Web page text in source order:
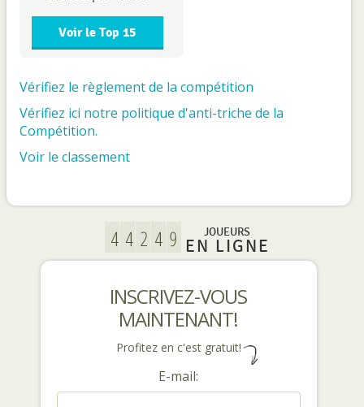
Voir le Top 15
Vérifiez le règlement de la compétition
Vérifiez ici notre politique d'anti-triche de la
Compétition.
Voir le classement
JOUEURS
EN LIGNE
INSCRIVEZ-VOUS
MAINTENANT!
Profitez en c'est gratuit!
E-mail: